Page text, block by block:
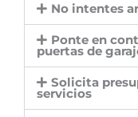
No intentes
Ponte en
puertas de
Solicita
servicios